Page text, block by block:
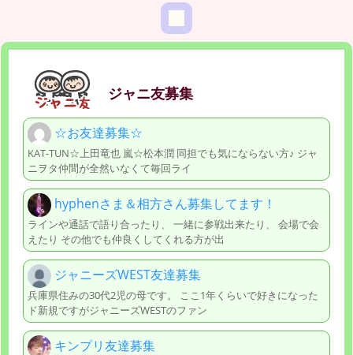
ジャニ友募集
☆お友達募集☆
KAT-TUN☆上田竜也 嵐☆松本潤 同担でも気にならない方♪ ジャ
ニヲタ仲間が全然いなくて毎回ライ
hyphenさま＆相方さん募集してます！
ラインや通話で語り合ったり、 一緒に参戦出来たり、 会場で会
えたり その他でも仲良くしてくれる方が出
ジャニーズWEST友達募集
兵庫県住みの30代2児の母です。 ここ1年くらいで好きになった
ド新規ですがジャニーズWESTのファン
キンプリ友達募集